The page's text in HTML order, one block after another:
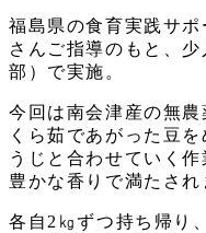
福島県の食育実践サ
さんご指導のもと、
部）で実施。
今回は南会津産の無
くら茹であがった豆
うじと合わせていく
豊かな香りで満たされ
各自2㎏ずつ持ち帰り